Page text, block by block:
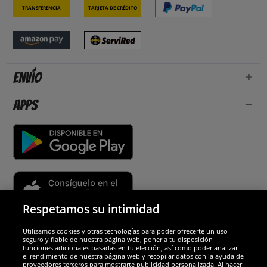
Transferencia Tarjeta de crédito
Envío
Apps
Socios y seguridad
Galardones
Respetamos su intimidad
Utilizamos cookies y otras tecnologías para poder ofrecerte un uso
seguro y fiable de nuestra página web, poner a tu disposición
funciones adicionales basadas en tu elección, así como poder analizar
el rendimiento de nuestra página web y recopilar datos con la ayuda de
proveedores terceros para mostrarte publicidad personalizada. Al hacer